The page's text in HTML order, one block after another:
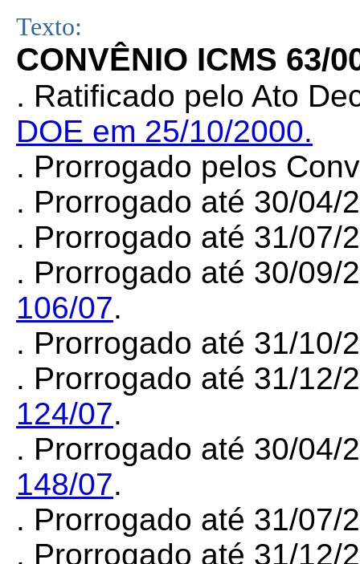
Texto:
CONVÊNIO ICMS 63/
. Ratificado pelo Ato
DOE em 25/10/2000.
. Prorrogado pelos
. Prorrogado até 30/
. Prorrogado até 31/07/
. Prorrogado até 30/09/
106/07.
. Prorrogado até 31/10/
. Prorrogado até 31/12/
124/07.
. Prorrogado até 30/04/
148/07.
. Prorrogado até 31/
. Prorrogado até 31/